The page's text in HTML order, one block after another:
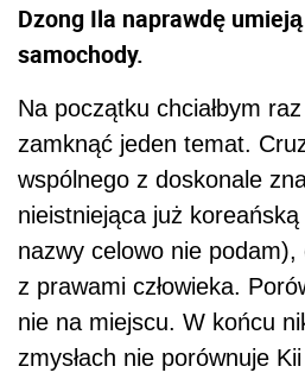
Dzong Ila naprawdę
samochody.
Na początku chciałbym
zamknąć jeden temat.
wspólnego z doskonale
nieistniejąca już
nazwy celowo nie podam),
z prawami człowieka.
nie na miejscu. W końcu
zmysłach nie porównuje